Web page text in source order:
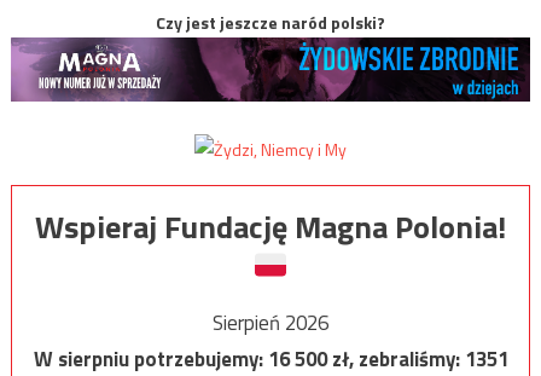
Czy jest jeszcze naród polski?
Wspieraj Fundację Magna Polonia!
Sierpień 2026
W sierpniu potrzebujemy:16 500zł, zebraliśmy:1351